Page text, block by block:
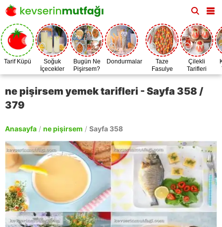
Tarif Küpü
Soğuk
İçecekler
Bugün Ne
Pişirsem?
Dondurmalar
Taze
Fasulye
Zamanı
Çilekli
Tarifleri
ne pişirsem yemek tarifleri - Sayfa 358 /
379
Anasayfa / ne pişirsem / Sayfa 358